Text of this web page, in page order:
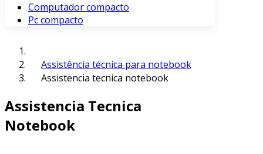
Computador compacto
Pc compacto
Assistência técnica para notebook
Assistencia tecnica notebook
Assistencia Tecnica
Notebook